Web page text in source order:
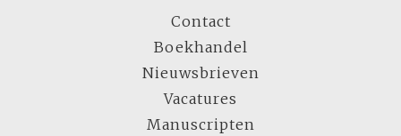
Contact
Boekhandel
Nieuwsbrieven
Vacatures
Manuscripten